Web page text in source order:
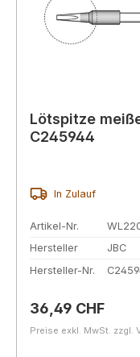
Lötspitze
C245944
In Zulauf
Artikel-Nr.
Hersteller
JBC
Hersteller-Nr.
Regulärer Preis:
36,49 CHF
Preise exkl. MwSt. zzgl.